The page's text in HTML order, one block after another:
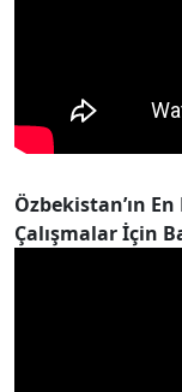
Özbekistan’ın
Çalışmalar İçin